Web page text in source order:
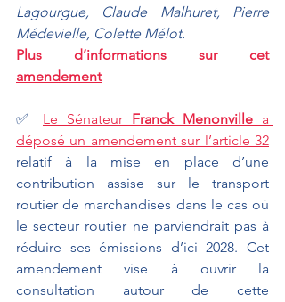
Lagourgue, Claude Malhuret, Pierre
Médevielle, Colette Mélot.
Plus d’informations sur cet
amendement
✅ Le Sénateur Franck Menonville a
déposé un amendement sur l’article 32
relatif à la mise en place d’une
contribution assise sur le transport
routier de marchandises dans le cas où
le secteur routier ne parviendrait pas à
réduire ses émissions d’ici 2028. Cet
amendement vise à ouvrir la
consultation autour de cette